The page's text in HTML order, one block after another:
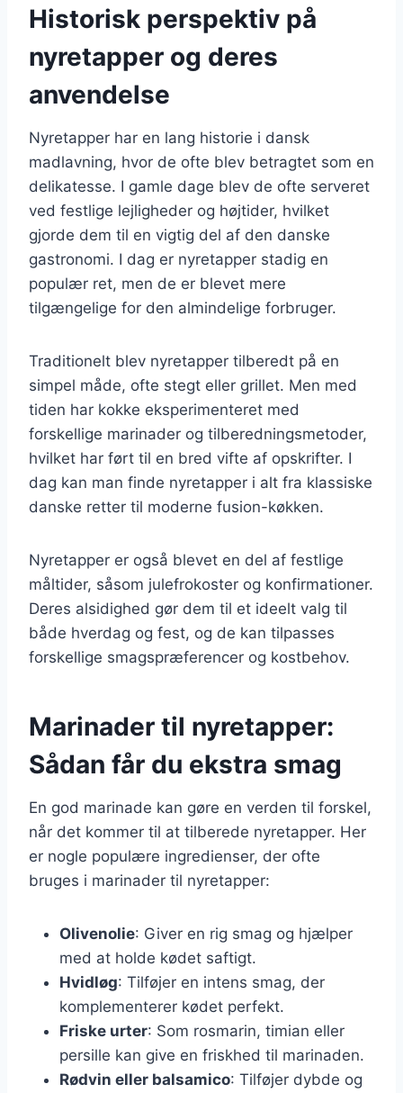
Historisk perspektiv på
nyretapper og deres
anvendelse
Nyretapper har en lang historie i dansk
madlavning, hvor de ofte blev betragtet som en
delikatesse. I gamle dage blev de ofte serveret
ved festlige lejligheder og højtider, hvilket
gjorde dem til en vigtig del af den danske
gastronomi. I dag er nyretapper stadig en
populær ret, men de er blevet mere
tilgængelige for den almindelige forbruger.
Traditionelt blev nyretapper tilberedt på en
simpel måde, ofte stegt eller grillet. Men med
tiden har kokke eksperimenteret med
forskellige marinader og tilberedningsmetoder,
hvilket har ført til en bred vifte af opskrifter. I
dag kan man finde nyretapper i alt fra klassiske
danske retter til moderne fusion-køkken.
Nyretapper er også blevet en del af festlige
måltider, såsom julefrokoster og konfirmationer.
Deres alsidighed gør dem til et ideelt valg til
både hverdag og fest, og de kan tilpasses
forskellige smagspræferencer og kostbehov.
Marinader til nyretapper:
Sådan får du ekstra smag
En god marinade kan gøre en verden til forskel,
når det kommer til at tilberede nyretapper. Her
er nogle populære ingredienser, der ofte
bruges i marinader til nyretapper:
Olivenolie: Giver en rig smag og hjælper
med at holde kødet saftigt.
Hvidløg: Tilføjer en intens smag, der
komplementerer kødet perfekt.
Friske urter: Som rosmarin, timian eller
persille kan give en friskhed til marinaden.
Rødvin eller balsamico: Tilføjer dybde og